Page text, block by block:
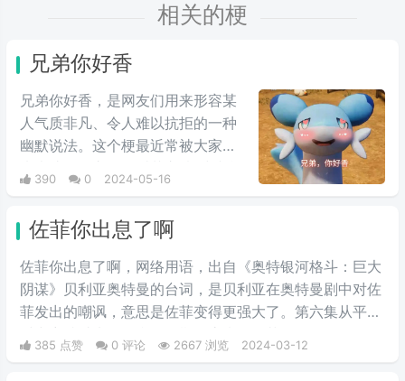
相关的梗
兄弟你好香
兄弟你好香，是网友们用来形容某
人气质非凡、令人难以抗拒的一种
幽默说法。这个梗最近常被大家用
来表达同性之间的爱慕之情/或者单
纯跟风玩梗。最初来自qq用户云溪
情互动的表情包，此时这个梗已经
初具雏形。而后来随着chikawa的
流行，有网友开始给chikawa配上
这类文字，两者融合后意外爆火，
表情包泛滥，传播得到处都是。
390 0 2024-05-16
佐菲你出息了啊
佐菲你出息了啊，网络用语，出自《奥特银河格斗：巨大
阴谋》贝利亚奥特曼的台词，是贝利亚在奥特曼剧中对佐
菲发出的嘲讽，意思是佐菲变得更强大了。第六集从平行
时空穿越过来的贝利亚早期形态嘲讽佐菲，你还有星星的
标志啊，佐菲你出息了。
385 点赞 0 评论 2667 浏览 2024-03-12